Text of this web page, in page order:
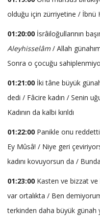
olduğu için zürriyetine / İbnü
01:20:00 İsrâiloğullarının
Aleyhisselâm/ Allah
Sonra o çocuğu
01:21:00 İki tâne büyük
dedi / Fâcire kadın / Senin
Kadının da kalbi kırıldı
01:22:00 Panikle onu
Ey Mûsâ! / Niye geri
kadını kovuyorsun da /
01:23:00 Kasten ve bizzat
var ortalıkta / Ben
terkinden daha büyük günah